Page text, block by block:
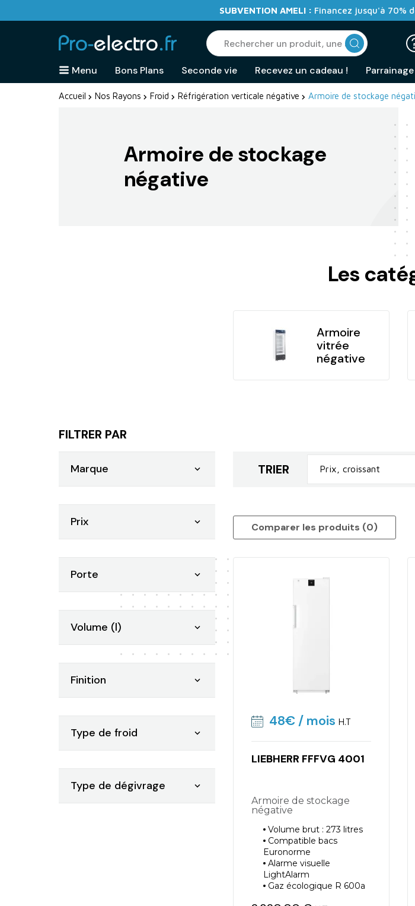
SUBVENTION AMELI : Financez jusqu'à 70%
Menu Bons Plans Seconde vie Recevez un cadeau ! Parrainage
Accueil Nos Rayons Froid Réfrigération verticale négative Armoire de stockage
Armoire de stockage
négative
Les
Armoire
vitrée
négative
FILTRER PAR
Marque 
Prix 
Porte 
Volume (l) 
Finition 
Type de froid 
Type de dégivrage 
TRIER Prix, croissant
Comparer les produits (0)‎
48€/ mois H.T
LIEBHERR FFFVG 4001
Armoire de stockage
négative
Volume brut : 273 litres
Compatible bacs
Euronorme
Alarme visuelle
LightAlarm
Gaz écologique R 600a